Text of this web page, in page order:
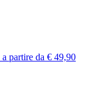
a partire da € 49,90